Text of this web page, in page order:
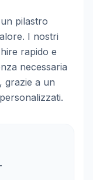
pilastro
I nostri
rapido e
necessaria
grazie a un